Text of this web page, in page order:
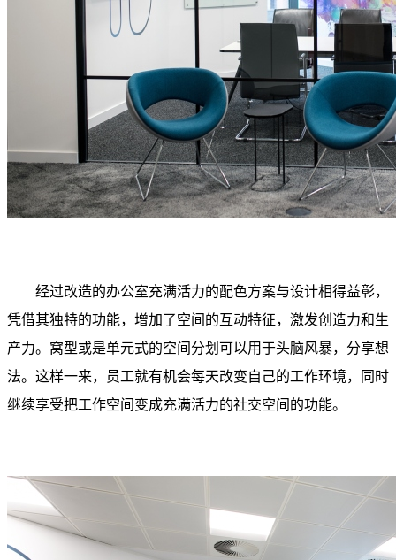
经过改造的办公室充满活力的配色方案与设计相得益彰，
凭借其独特的功能，增加了空间的互动特征，激发创造力和生
产力。窝型或是单元式的空间分划可以用于头脑风暴，分享想
法。这样一来，员工就有机会每天改变自己的工作环境，同时
继续享受把工作空间变成充满活力的社交空间的功能。